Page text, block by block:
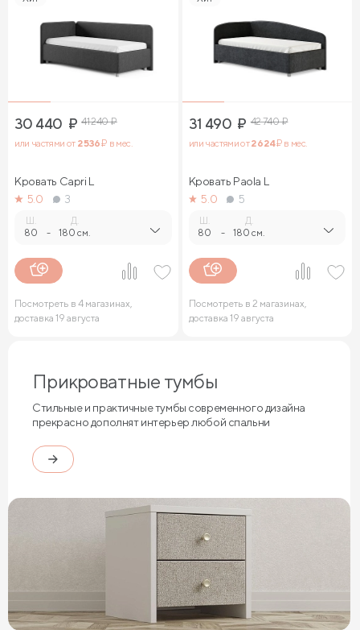
30 440 ₽ 41 240₽
или частями от 2 536₽ в мес.
Кровать Capri L
5.0
3
80 -
Д.
180 см.
Посмотреть в 4 магазинах,
доставка 19 августа
31 490 ₽ 42 740₽
или частями от2 624₽ в мес.
Кровать Paola L
5.0
5
80 -
Д.
180 см.
Посмотреть в 2 магазинах,
доставка 19 августа
Прикроватные тумбы
Стильные и практичные тумбы современного дизайна
прекрасно дополнят интерьер любой спальни